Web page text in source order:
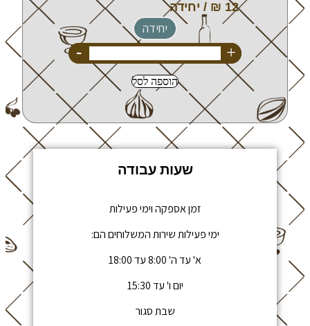
יחידה
+
-
הוספה לסל
שעות עבודה
זמן אספקה וימי פעילות
ימי פעילות שירות המשלוחים הם:
א' עד ה' 8:00 עד 18:00
יום ו' עד 15:30
שבת סגור